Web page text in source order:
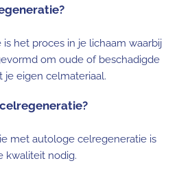
het proces in je lichaam waarbij
om oude of beschadigde
eigen celmateriaal.
met autologe celregeneratie is
kwaliteit nodig.